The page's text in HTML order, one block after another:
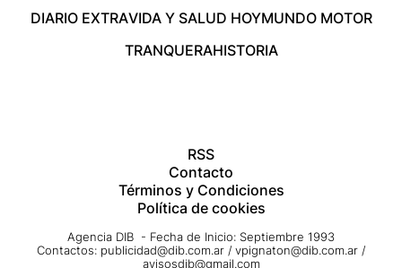
DIARIO EXTRAVIDA Y SALUD HOYMUNDO MOTOR
TRANQUERAHISTORIA
RSS
Contacto
Términos y Condiciones
Política de cookies
Agencia DIB - Fecha de Inicio: Septiembre 1993
Contactos: publicidad@dib.com.ar / vpignaton@dib.com.ar /
avisosdib@gmail.com